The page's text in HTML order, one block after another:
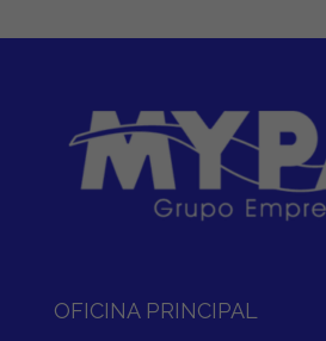
OFICINA PRINCIPAL